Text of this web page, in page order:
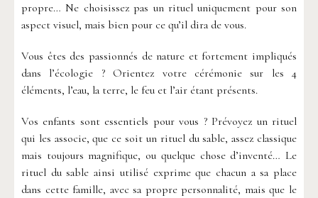
propre… Ne choisissez pas un rituel uniquement pour son
aspect visuel, mais bien pour ce qu’il dira de vous.
Vous êtes des passionnés de nature et fortement impliqués
dans l’écologie ? Orientez votre cérémonie sur les 4
éléments, l’eau, la terre, le feu et l’air étant présents.
Vos enfants sont essentiels pour vous ? Prévoyez un rituel
qui les associe, que ce soit un rituel du sable, assez classique
mais toujours magnifique, ou quelque chose d’inventé… Le
rituel du sable ainsi utilisé exprime que chacun a sa place
dans cette famille, avec sa propre personnalité, mais que le